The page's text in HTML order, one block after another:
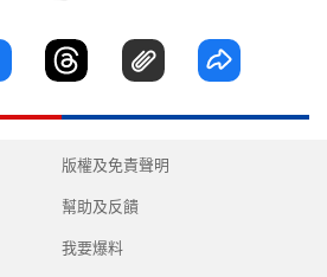
版權及免責聲明
幫助及反饋
我要爆料